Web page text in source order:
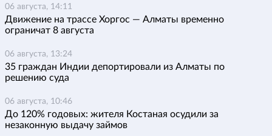
06 августа, 14:11
Движение на трассе Хоргос — Алматы временно
ограничат 8 августа
06 августа, 13:24
35 граждан Индии депортировали из Алматы по
решению суда
06 августа, 10:46
До 120% годовых: жителя Костаная осудили за
незаконную выдачу займов